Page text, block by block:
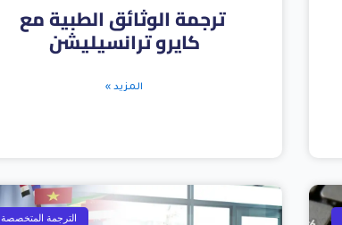
ترجمة الوثائق الطبية مع
كايرو ترانسيليشن
المزيد »
الترجمة المتخصصة